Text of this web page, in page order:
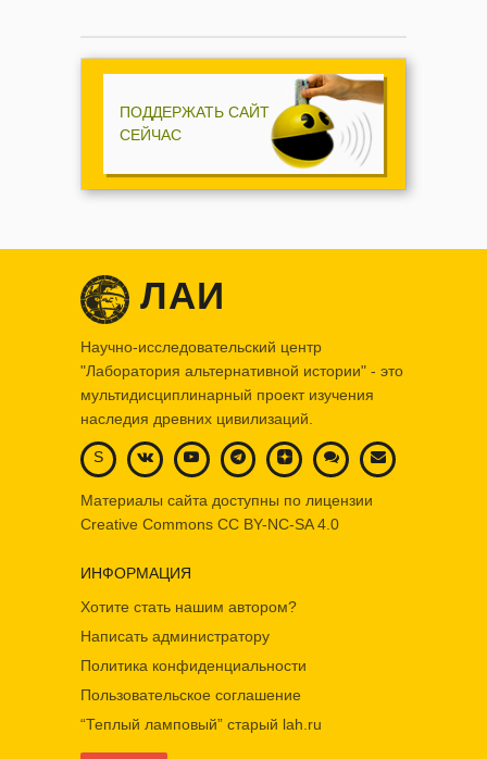
ПОДДЕРЖАТЬ САЙТ
СЕЙЧАС
ЛАИ
Научно-исследовательский центр
"Лаборатория альтернативной истории" - это
мультидисциплинарный проект изучения
наследия древних цивилизаций.
S
Материалы сайта доступны по лицензии
Creative Commons CC BY-NC-SA 4.0
ИНФОРМАЦИЯ
Хотите стать нашим автором?
Написать администратору
Политика конфиденциальности
Пользовательское соглашение
“Теплый ламповый” старый lah.ru